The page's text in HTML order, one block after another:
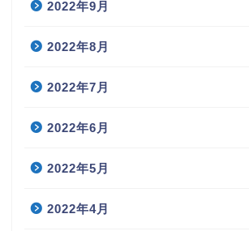
2022年9月
2022年8月
2022年7月
2022年6月
2022年5月
2022年4月